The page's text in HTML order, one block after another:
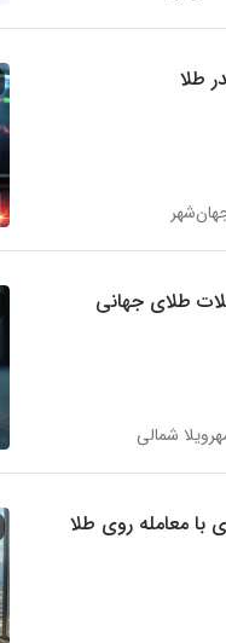
طلا
طلای جهانی
با معامله روی طلا